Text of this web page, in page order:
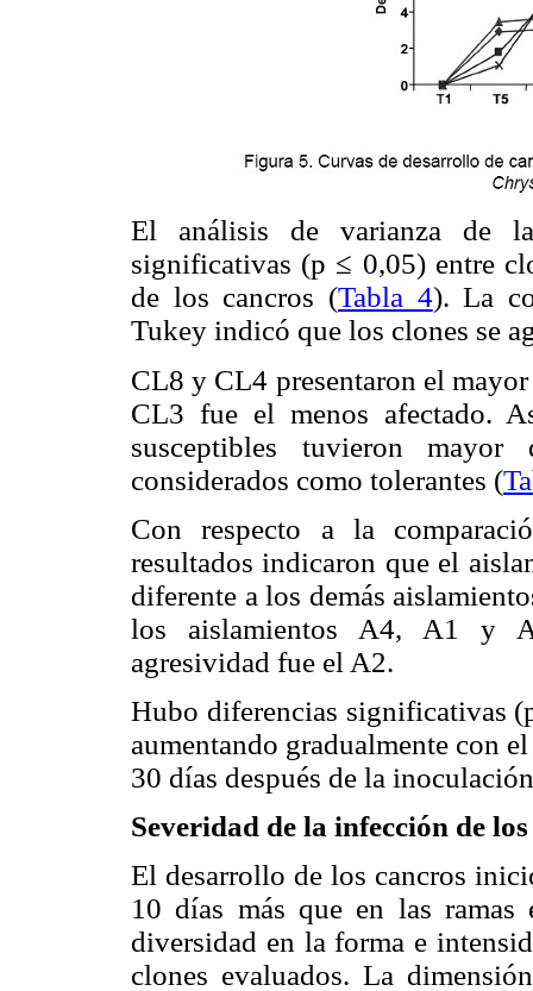
El análisis de varianza de
significativas (p ≤ 0,05) entre
de los cancros (Tabla 4). La
Tukey indicó que los clones se
CL8 y CL4 presentaron el
CL3 fue el menos afectado.
susceptibles tuvieron
considerados como tolerantes (
Con respecto a la
resultados indicaron que el
diferente a los demás
los aislamientos A4, A1 y
agresividad fue el A2.
Hubo diferencias significativas
aumentando gradualmente con
30 días después de la
Severidad de la infección de
El desarrollo de los cancros
10 días más que en las ramas
diversidad en la forma e
clones evaluados. La